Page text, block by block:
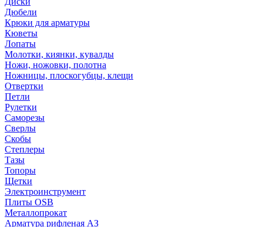
Дюбели
Крюки для арматуры
Кюветы
Лопаты
Молотки, киянки, кувалды
Ножи, ножовки, полотна
Ножницы, плоскогубцы, клещи
Отвертки
Петли
Рулетки
Саморезы
Сверлы
Скобы
Степлеры
Тазы
Топоры
Щетки
Электроинструмент
Плиты OSB
Металлопрокат
Арматура рифленая АЗ